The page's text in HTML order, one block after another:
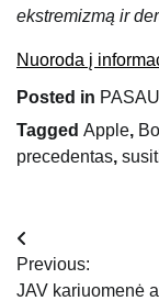
ekstremizmą ir
Nuoroda į
Posted in
Tagged Apple,
precedentas,
Navigacija
tarp
Previous:
JAV kariuomenė